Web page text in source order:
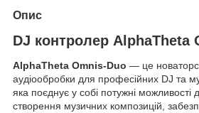
Опис
DJ контролер AlphaTheta
AlphaTheta Omnis-Duo — це
аудіообробки для професійних DJ та
яка поєднує у собі потужні можливості
створення музичних композицій,